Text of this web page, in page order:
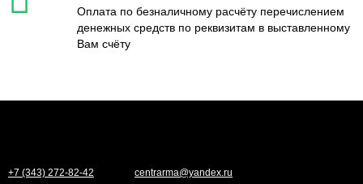
Оплата по безналичному расчёту перечислением
денежных средств по реквизитам в выставленному
Вам счёту
+7 (343) 272-82-42 centrarma@yandex.ru